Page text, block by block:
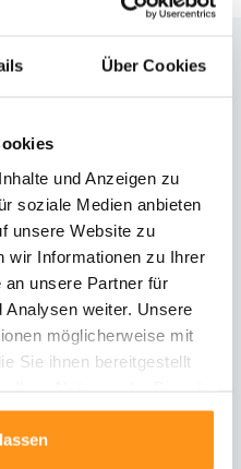
Über Cookies
und Anzeigen zu
soziale Medien anbieten
unsere Website zu
wir Informationen zu Ihrer
an unsere Partner für
Analysen weiter. Unsere
möglicherweise mit
Sie ihnen bereitgestellt
Informationen zur Rücksendung
chatten
einem Mitarbeiter chatten
E-Mail senden
Kontakt